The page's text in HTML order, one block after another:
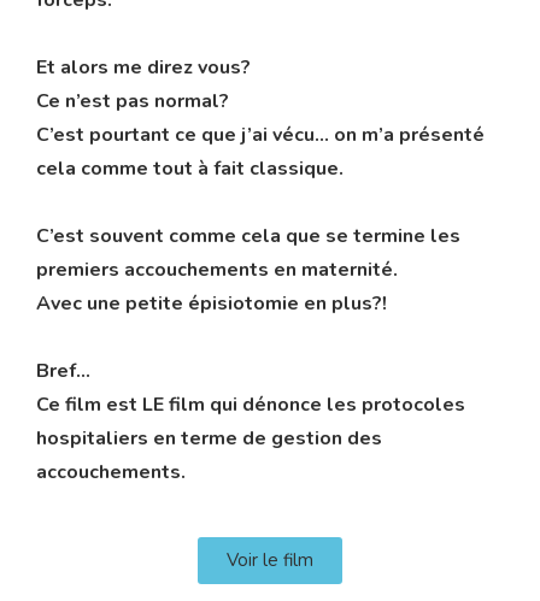
Et alors me direz vous?
Ce n’est pas normal?
C’est pourtant ce que j’ai vécu… on m’a présenté
cela comme tout à fait classique.
C’est souvent comme cela que se termine les
premiers accouchements en maternité.
Avec une petite épisiotomie en plus?!
Bref…
Ce film est LE film qui dénonce les protocoles
hospitaliers en terme de gestion des
accouchements.
Voir le film